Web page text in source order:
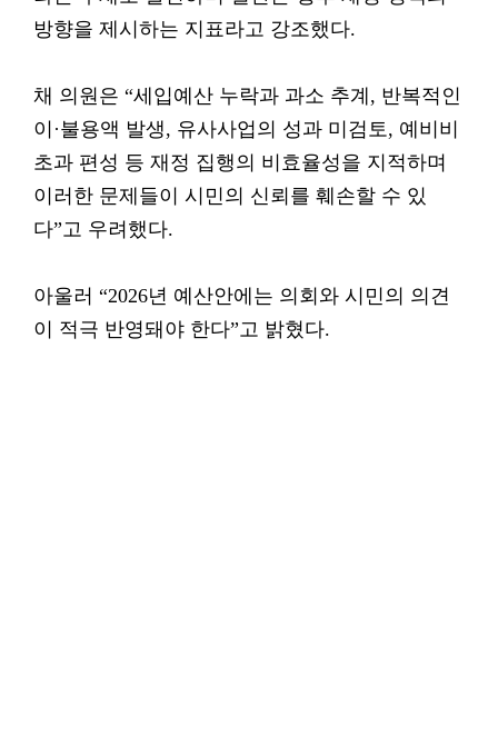
방향을 제시하는 지표라고 강조했다.
채 의원은 “세입예산 누락과 과소 추계, 반복적인
이·불용액 발생, 유사사업의 성과 미검토, 예비비
초과 편성 등 재정 집행의 비효율성을 지적하며
이러한 문제들이 시민의 신뢰를 훼손할 수 있
다”고 우려했다.
아울러 “2026년 예산안에는 의회와 시민의 의견
이 적극 반영돼야 한다”고 밝혔다.